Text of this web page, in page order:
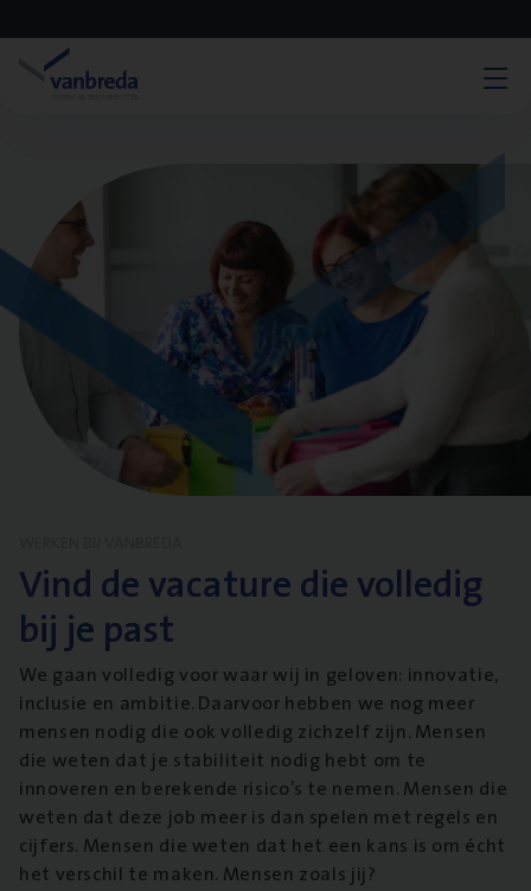
Vind de vacature die volledig
bij je past
We gaan volledig voor waar wij in geloven: innovatie,
inclusie en ambitie. Daarvoor hebben we nog meer
mensen nodig die ook volledig zichzelf zijn. Mensen
die weten dat je stabiliteit nodig hebt om te
innoveren en berekende risico’s te nemen. Mensen die
weten dat deze job meer is dan spelen met regels en
cijfers. Mensen die weten dat het een kans is om écht
het verschil te maken. Mensen zoals jij?